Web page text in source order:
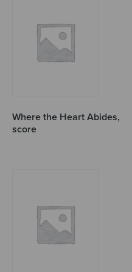
Where the Heart Abides,
score